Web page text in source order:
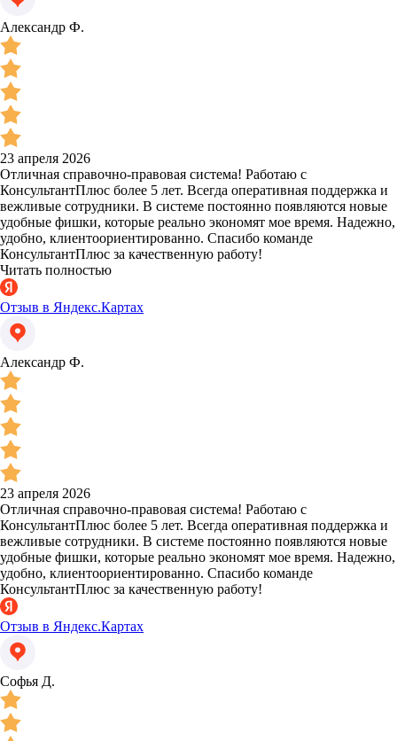
Александр Ф.
23 апреля 2026
Отличная справочно-правовая система! Работаю с
КонсультантПлюс более 5 лет. Всегда оперативная поддержка и
вежливые сотрудники. В системе постоянно появляются новые
удобные фишки, которые реально экономят мое время. Надежно,
удобно, клиентоориентированно. Спасибо команде
КонсультантПлюс за качественную работу!
Читать полностью
Отзыв в Яндекс.Картах
Александр Ф.
23 апреля 2026
Отличная справочно-правовая система! Работаю с
КонсультантПлюс более 5 лет. Всегда оперативная поддержка и
вежливые сотрудники. В системе постоянно появляются новые
удобные фишки, которые реально экономят мое время. Надежно,
удобно, клиентоориентированно. Спасибо команде
КонсультантПлюс за качественную работу!
Отзыв в Яндекс.Картах
Софья Д.